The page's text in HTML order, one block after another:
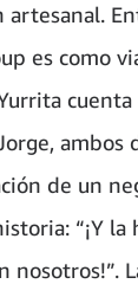
artesanal.
es como
ambos
de un
“¡Y
nosotros!”.